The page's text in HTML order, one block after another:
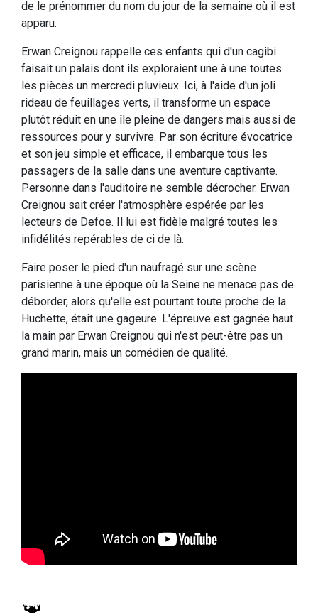
de le prénommer du nom du jour de la semaine où il est
apparu.
Erwan Creignou rappelle ces enfants qui d'un cagibi
faisait un palais dont ils exploraient une à une toutes
les pièces un mercredi pluvieux. Ici, à l'aide d'un joli
rideau de feuillages verts, il transforme un espace
plutôt réduit en une île pleine de dangers mais aussi de
ressources pour y survivre. Par son écriture évocatrice
et son jeu simple et efficace, il embarque tous les
passagers de la salle dans une aventure captivante.
Personne dans l'auditoire ne semble décrocher. Erwan
Creignou sait créer l'atmosphère espérée par les
lecteurs de Defoe. Il lui est fidèle malgré toutes les
infidélités repérables de ci de là.
Faire poser le pied d'un naufragé sur une scène
parisienne à une époque où la Seine ne menace pas de
déborder, alors qu'elle est pourtant toute proche de la
Huchette, était une gageure. L'épreuve est gagnée haut
la main par Erwan Creignou qui n'est peut-être pas un
grand marin, mais un comédien de qualité.